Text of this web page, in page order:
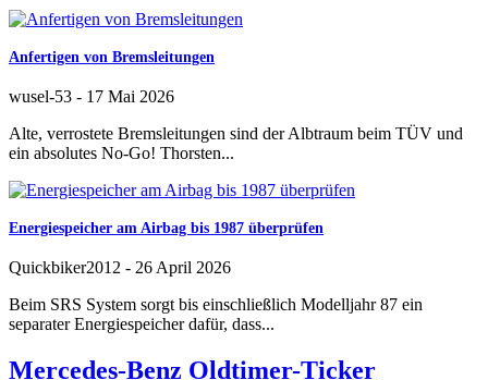
Anfertigen von Bremsleitungen
wusel-53 - 17 Mai 2026
Alte, verrostete Bremsleitungen sind der Albtraum beim TÜV und
ein absolutes No-Go! Thorsten...
Energiespeicher am Airbag bis 1987 überprüfen
Quickbiker2012 - 26 April 2026
Beim SRS System sorgt bis einschließlich Modelljahr 87 ein
separater Energiespeicher dafür, dass...
Mercedes-Benz Oldtimer-Ticker